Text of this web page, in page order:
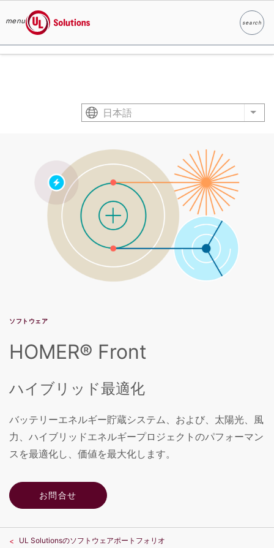
Skip to main content
menu
UL Solutions
search
検索
日本語 List
ソフトウェア
HOMER® Front
ハイブリッド最適化
バッテリーエネルギー貯蔵システム、および、太陽光、風
力、ハイブリッドエネルギープロジェクトのパフォーマン
スを最適化し、価値を最大化します。
お問合せ
UL Solutionsのソフトウェアポートフォリオ